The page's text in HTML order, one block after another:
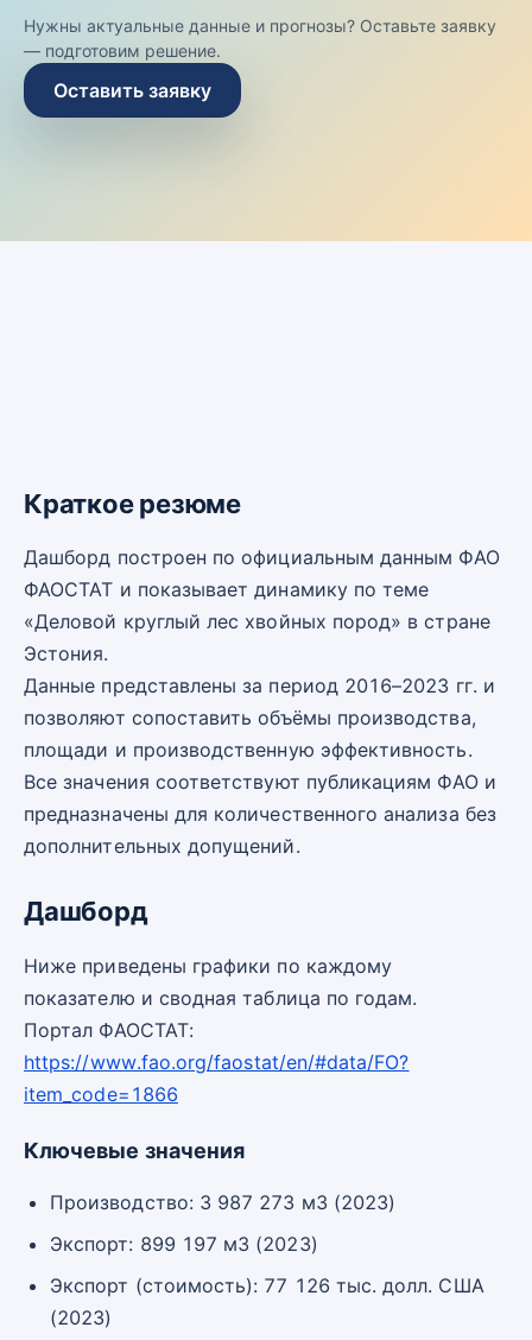
Нужны актуальные данные и прогнозы? Оставьте заявку
— подготовим решение.
Оставить заявку
Краткое резюме
Дашборд построен по официальным данным ФАО
ФАОСТАТ и показывает динамику по теме
«Деловой круглый лес хвойных пород» в стране
Эстония.
Данные представлены за период 2016–2023 гг. и
позволяют сопоставить объёмы производства,
площади и производственную эффективность.
Все значения соответствуют публикациям ФАО и
предназначены для количественного анализа без
дополнительных допущений.
Дашборд
Ниже приведены графики по каждому
показателю и сводная таблица по годам.
Портал ФАОСТАТ:
https://www.fao.org/faostat/en/#data/FO?
item_code=1866
Ключевые значения
Производство: 3 987 273 м3 (2023)
Экспорт: 899 197 м3 (2023)
Экспорт (стоимость): 77 126 тыс. долл. США
(2023)